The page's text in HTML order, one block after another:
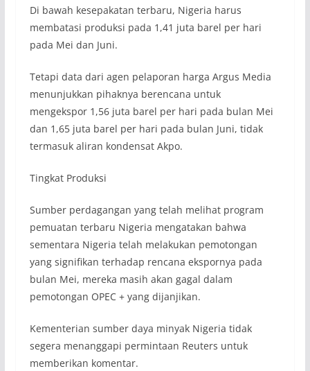
Di bawah kesepakatan terbaru, Nigeria harus
membatasi produksi pada 1,41 juta barel per hari
pada Mei dan Juni.
Tetapi data dari agen pelaporan harga Argus Media
menunjukkan pihaknya berencana untuk
mengekspor 1,56 juta barel per hari pada bulan Mei
dan 1,65 juta barel per hari pada bulan Juni, tidak
termasuk aliran kondensat Akpo.
Tingkat Produksi
Sumber perdagangan yang telah melihat program
pemuatan terbaru Nigeria mengatakan bahwa
sementara Nigeria telah melakukan pemotongan
yang signifikan terhadap rencana ekspornya pada
bulan Mei, mereka masih akan gagal dalam
pemotongan OPEC + yang dijanjikan.
Kementerian sumber daya minyak Nigeria tidak
segera menanggapi permintaan Reuters untuk
memberikan komentar.